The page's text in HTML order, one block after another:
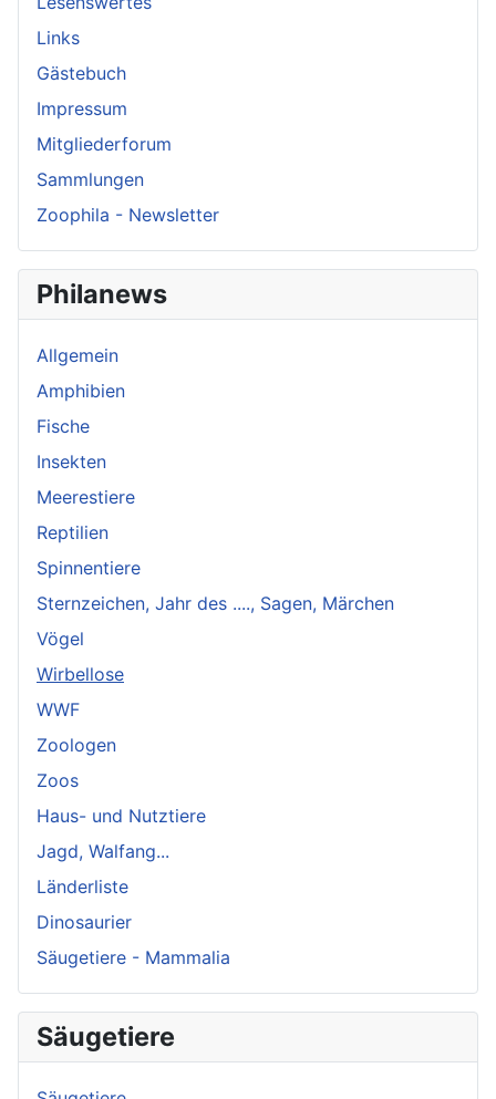
Links
Gästebuch
Impressum
Mitgliederforum
Sammlungen
Zoophila - Newsletter
Philanews
Allgemein
Amphibien
Fische
Insekten
Meerestiere
Reptilien
Spinnentiere
Sternzeichen, Jahr des ...., Sagen, Märchen
Vögel
Wirbellose
WWF
Zoologen
Zoos
Haus- und Nutztiere
Jagd, Walfang...
Länderliste
Dinosaurier
Säugetiere - Mammalia
Säugetiere